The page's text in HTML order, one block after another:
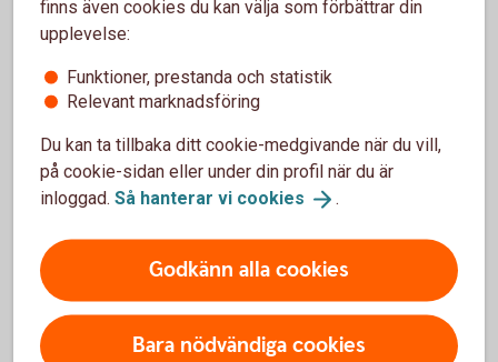
Fondtyper - lär dig mer om olika typer avfonder
Fonder - börja
Fondtyper
Räntefonder
finns även cookies du kan välja som förbättrar din
upplevelse:
Funktioner, prestanda och statistik
Relevant marknadsföring
Du kan ta tillbaka ditt cookie-medgivande när du vill,
på cookie-sidan eller under din profil när du är
inloggad. Så hanterar vi cookies .
Godkänn alla cookies
Bara nödvändiga cookies